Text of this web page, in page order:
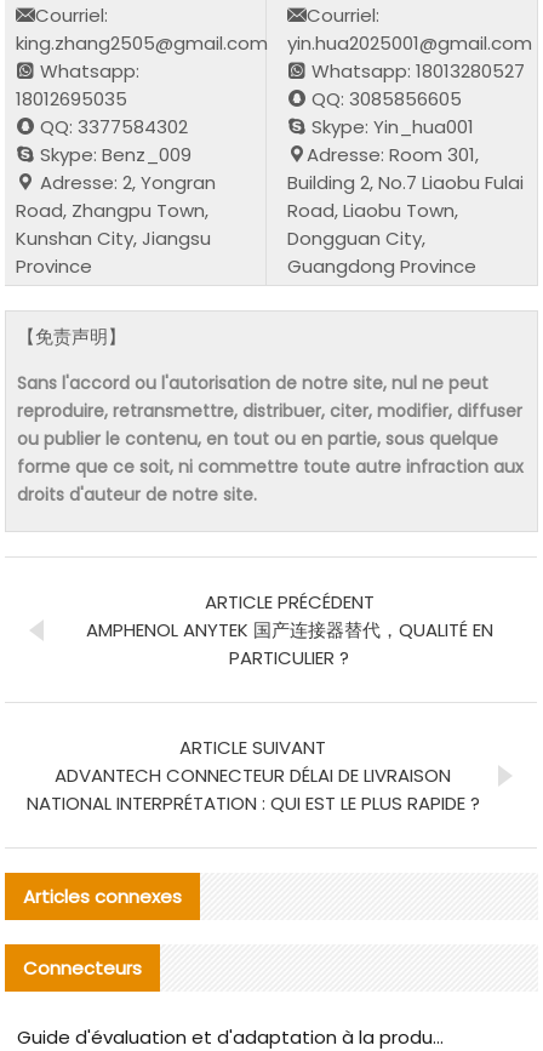
Courriel:
king.zhang2505@gmail.com
Whatsapp:
18012695035
QQ: 3377584302
Skype: Benz_009
Adresse: 2, Yongran
Road, Zhangpu Town,
Kunshan City, Jiangsu
Province
Courriel:
yin.hua2025001@gmail.com
Whatsapp: 18013280527
QQ: 3085856605
Skype: Yin_hua001
Adresse: Room 301,
Building 2, No.7 Liaobu Fulai
Road, Liaobu Town,
Dongguan City,
Guangdong Province
【免责声明】
Sans l'accord ou l'autorisation de notre site, nul ne peut
reproduire, retransmettre, distribuer, citer, modifier, diffuser
ou publier le contenu, en tout ou en partie, sous quelque
forme que ce soit, ni commettre toute autre infraction aux
droits d'auteur de notre site.
ARTICLE PRÉCÉDENT
AMPHENOL ANYTEK 国产连接器替代，QUALITÉ EN
PARTICULIER ?
ARTICLE SUIVANT
ADVANTECH CONNECTEUR DÉLAI DE LIVRAISON
NATIONAL INTERPRÉTATION : QUI EST LE PLUS RAPIDE ?
Articles connexes
Connecteurs
Guide d'évaluation et d'adaptation à la production des composants de câbles nationaux CNC Tech